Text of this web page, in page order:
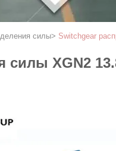
силы> Switchgear
силы XGN2